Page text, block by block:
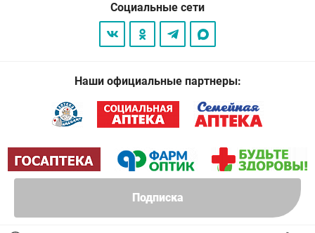
Подписка
Социальные сети
Наши официальные партнеры: